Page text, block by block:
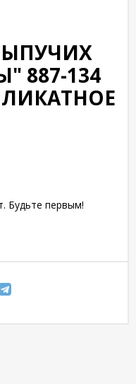
887-134
Будьте первым!